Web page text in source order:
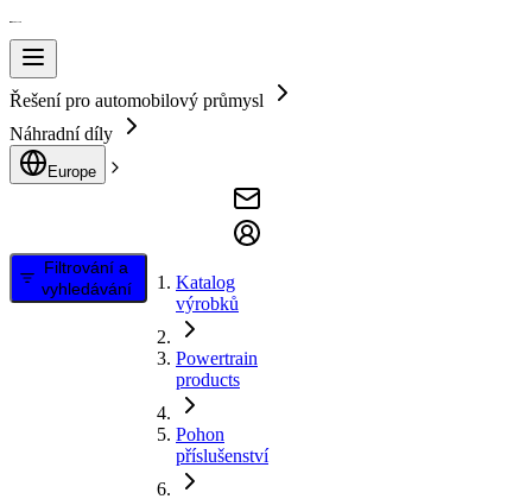
Řešení pro automobilový průmysl
Náhradní díly
Europe
Filtrování a
vyhledávání
Katalog
výrobků
Powertrain
products
Pohon
příslušenství